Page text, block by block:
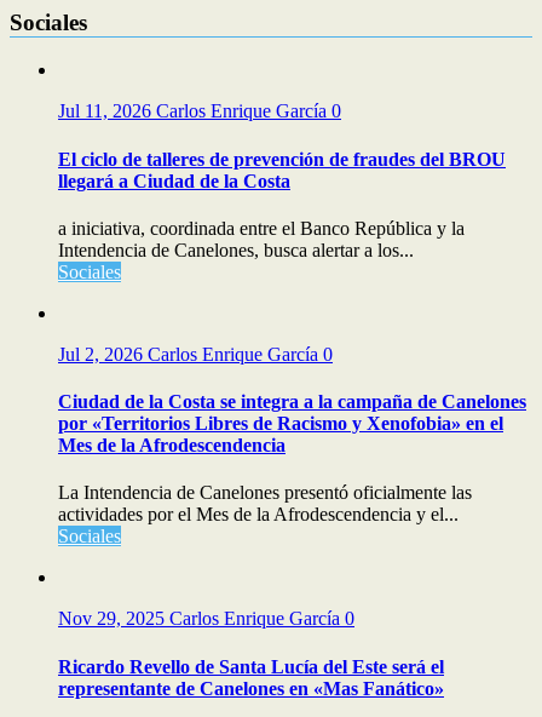
Sociales
Jul 11, 2026 Carlos Enrique García 0
El ciclo de talleres de prevención de fraudes del BROU
llegará a Ciudad de la Costa
a iniciativa, coordinada entre el Banco República y la
Intendencia de Canelones, busca alertar a los...
Sociales
Jul 2, 2026 Carlos Enrique García 0
Ciudad de la Costa se integra a la campaña de Canelones
por «Territorios Libres de Racismo y Xenofobia» en el
Mes de la Afrodescendencia
La Intendencia de Canelones presentó oficialmente las
actividades por el Mes de la Afrodescendencia y el...
Sociales
Nov 29, 2025 Carlos Enrique García 0
Ricardo Revello de Santa Lucía del Este será el
representante de Canelones en «Mas Fanático»